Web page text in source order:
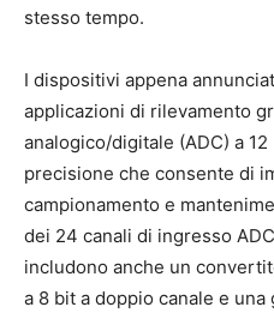
stesso tempo.
I dispositivi appena
applicazioni di rilevamento
analogico/digitale (ADC) a
precisione che consente di
campionamento e
dei 24 canali di ingresso
includono anche un
a 8 bit a doppio canale e